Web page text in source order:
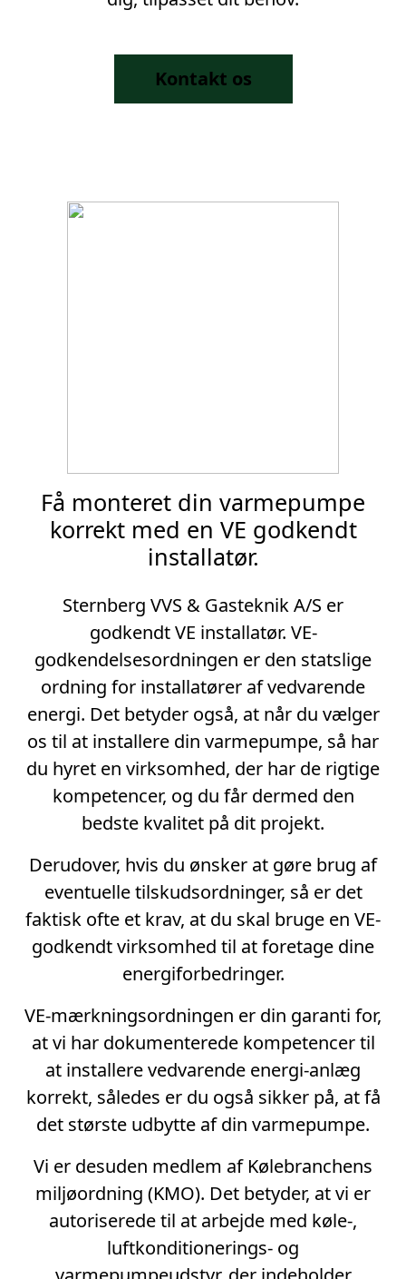
Kontakt os
Få monteret din varmepumpe
korrekt med en VE godkendt
installatør.
Sternberg VVS & Gasteknik A/S er
godkendt VE installatør. VE-
godkendelsesordningen er den statslige
ordning for installatører af vedvarende
energi. Det betyder også, at når du vælger
os til at installere din varmepumpe, så har
du hyret en virksomhed, der har de rigtige
kompetencer, og du får dermed den
bedste kvalitet på dit projekt.
Derudover, hvis du ønsker at gøre brug af
eventuelle tilskudsordninger, så er det
faktisk ofte et krav, at du skal bruge en VE-
godkendt virksomhed til at foretage dine
energiforbedringer.
VE-mærkningsordningen er din garanti for,
at vi har dokumenterede kompetencer til
at installere vedvarende energi-anlæg
korrekt, således er du også sikker på, at få
det største udbytte af din varmepumpe.
Vi er desuden medlem af Kølebranchens
miljøordning (KMO). Det betyder, at vi er
autoriserede til at arbejde med køle-,
luftkonditionerings- og